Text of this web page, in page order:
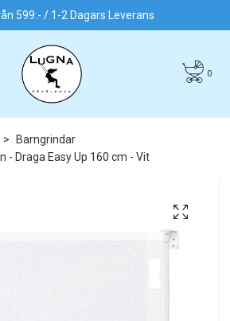
599:- / 1-2 Dagars Leverans
0
Barngrindar
- Draga Easy Up 160 cm - Vit